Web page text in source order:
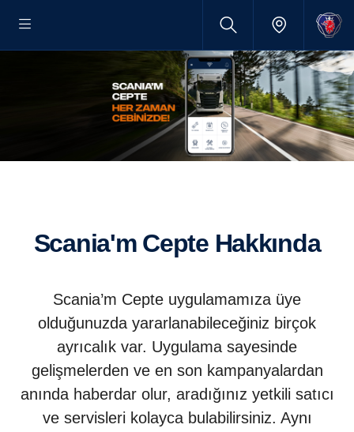
Scania'm Cepte Hakkında
Scania’m Cepte uygulamamıza üye
olduğunuzda yararlanabileceğiniz birçok
ayrıcalık var. Uygulama sayesinde
gelişmelerden ve en son kampanyalardan
anında haberdar olur, aradığınız yetkili satıcı
ve servisleri kolayca bulabilirsiniz. Aynı